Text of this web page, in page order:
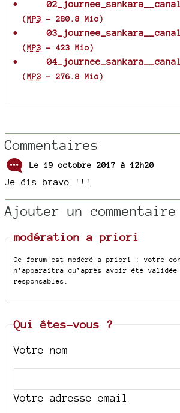
(MP3 - 280.8 Mio)
(MP3 - 423 Mio)
(MP3 - 276.8 Mio)
Commentaires
Le 19 octobre 2017 à 12h20
Je dis bravo !!!
Ajouter un commentaire
modération a priori
Ce forum est modéré a priori : votre
n’apparaîtra qu’après avoir été
responsables.
Qui êtes-vous ?
Votre nom
Votre adresse email